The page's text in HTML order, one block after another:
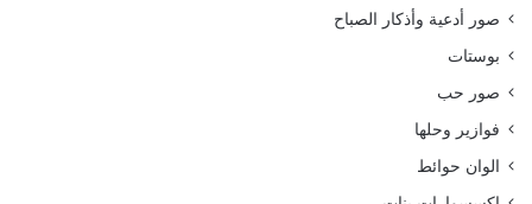
صور أدعية وأذكار الصباح
بوستات
صور حب
فوازير وحلها
الوان حوائط